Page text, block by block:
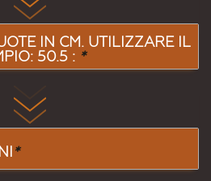
IN CM. UTILIZZARE IL
50.5 : *
*